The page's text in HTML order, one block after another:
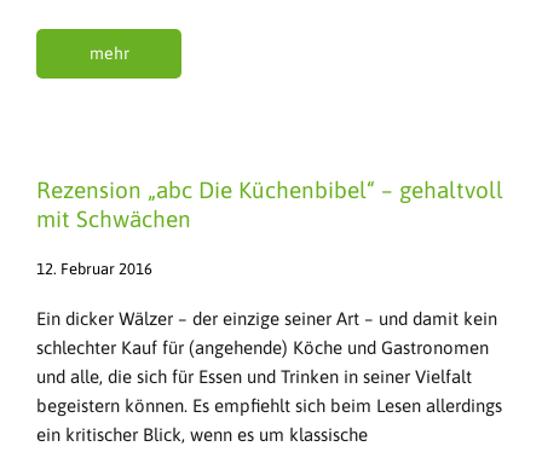
mehr
Rezension „abc Die Küchenbibel“ – gehaltvoll
mit Schwächen
12. Februar 2016
Ein dicker Wälzer – der einzige seiner Art – und damit kein
schlechter Kauf für (angehende) Köche und Gastronomen
und alle, die sich für Essen und Trinken in seiner Vielfalt
begeistern können. Es empfiehlt sich beim Lesen allerdings
ein kritischer Blick, wenn es um klassische